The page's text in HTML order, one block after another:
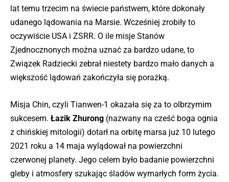
lat temu trzecim na świecie państwem, które dokonały
udanego lądowania na Marsie. Wcześniej zrobiły to
oczywiście USA i ZSRR. O ile misje Stanów
Zjednocznonych można uznać za bardzo udane, to
Związek Radziecki zebrał niestety bardzo mało danych a
większość lądowań zakończyła się porażką.
Misja Chin, czyli Tianwen-1 okazała się za to olbrzymim
sukcesem. Łazik Zhurong (nazwany na cześć boga ognia
z chińskiej mitologii) dotarł na orbitę marsa już 10 lutego
2021 roku a 14 maja wylądował na powierzchni
czerwonej planety. Jego celem było badanie powierzchni
gleby i atmosfery szukając śladów wymarłych form życia.